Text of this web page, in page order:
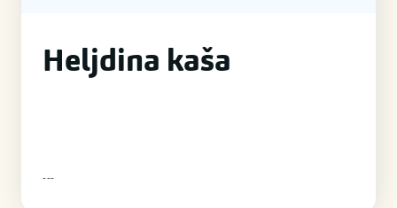
Heljdina kaša
---